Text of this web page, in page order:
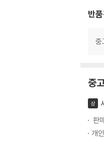
반
중
중
상
판
개